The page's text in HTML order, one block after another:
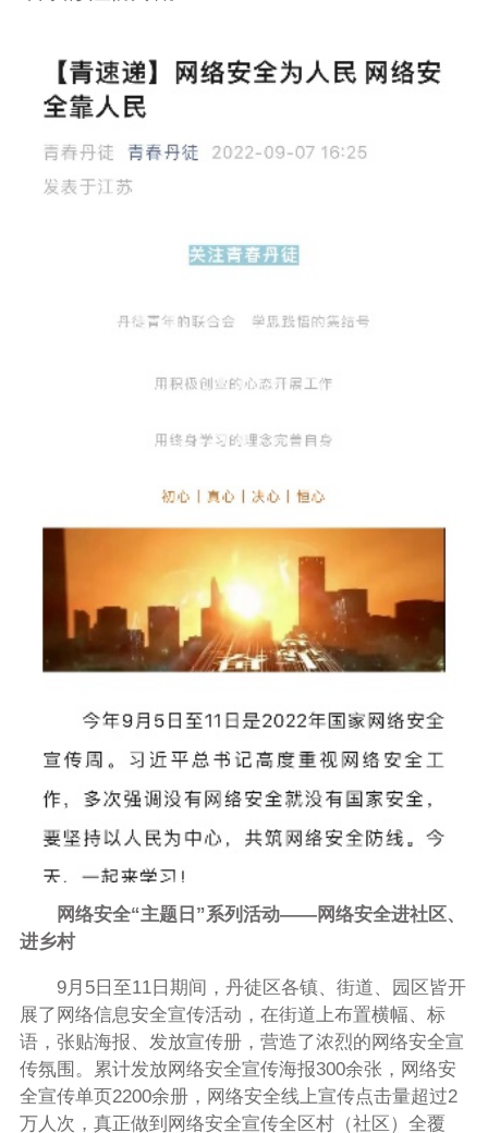
网络安全“主题日”系列活动——网络安全进社区、
进乡村
9月5日至11日期间，丹徒区各镇、街道、园区皆开
展了网络信息安全宣传活动，在街道上布置横幅、标
语，张贴海报、发放宣传册，营造了浓烈的网络安全宣
传氛围。累计发放网络安全宣传海报300余张，网络安
全宣传单页2200余册，网络安全线上宣传点击量超过2
万人次，真正做到网络安全宣传全区村（社区）全覆